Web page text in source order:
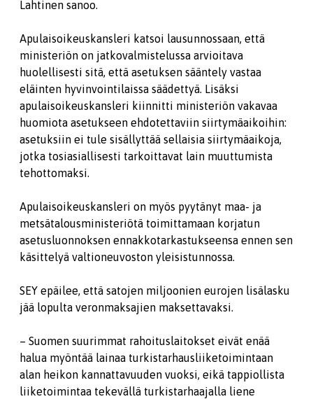
Lahtinen sanoo.
Apulaisoikeuskansleri katsoi lausunnossaan, että
ministeriön on jatkovalmistelussa arvioitava
huolellisesti sitä, että asetuksen sääntely vastaa
eläinten hyvinvointilaissa säädettyä. Lisäksi
apulaisoikeuskansleri kiinnitti ministeriön vakavaa
huomiota asetukseen ehdotettaviin siirtymäaikoihin:
asetuksiin ei tule sisällyttää sellaisia siirtymäaikoja,
jotka tosiasiallisesti tarkoittavat lain muuttumista
tehottomaksi.
Apulaisoikeuskansleri on myös pyytänyt maa- ja
metsätalousministeriötä toimittamaan korjatun
asetusluonnoksen ennakkotarkastukseensa ennen sen
käsittelyä valtioneuvoston yleisistunnossa.
SEY epäilee, että satojen miljoonien eurojen lisälasku
jää lopulta veronmaksajien maksettavaksi.
– Suomen suurimmat rahoituslaitokset eivät enää
halua myöntää lainaa turkistarhausliiketoimintaan
alan heikon kannattavuuden vuoksi, eikä tappiollista
liiketoimintaa tekevällä turkistarhaajalla liene